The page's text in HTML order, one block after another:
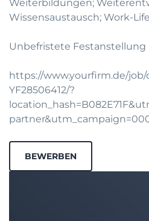
Weiterbildungen;
Wissensaustausch; Work-
Unbefristete Festanstellung
https://www.yourfirm.de/job/
YF28506412/?
BEWERBEN